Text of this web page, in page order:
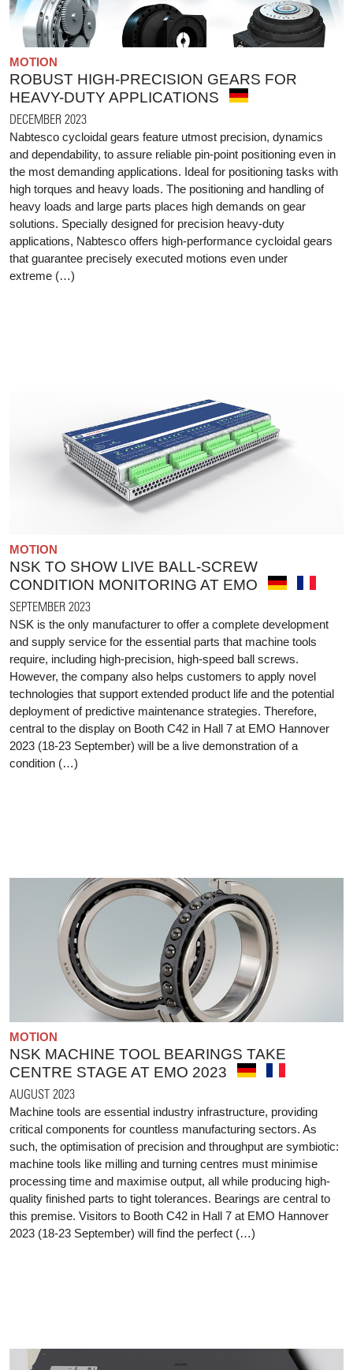
MOTION
ROBUST HIGH-PRECISION GEARS FOR
HEAVY-DUTY APPLICATIONS
DECEMBER 2023
Nabtesco cycloidal gears feature utmost precision, dynamics
and dependability, to assure reliable pin-point positioning even in
the most demanding applications. Ideal for positioning tasks with
high torques and heavy loads. The positioning and handling of
heavy loads and large parts places high demands on gear
solutions. Specially designed for precision heavy-duty
applications, Nabtesco offers high-performance cycloidal gears
that guarantee precisely executed motions even under
extreme (…)
MOTION
NSK TO SHOW LIVE BALL-SCREW
CONDITION MONITORING AT EMO
SEPTEMBER 2023
NSK is the only manufacturer to offer a complete development
and supply service for the essential parts that machine tools
require, including high-precision, high-speed ball screws.
However, the company also helps customers to apply novel
technologies that support extended product life and the potential
deployment of predictive maintenance strategies. Therefore,
central to the display on Booth C42 in Hall 7 at EMO Hannover
2023 (18-23 September) will be a live demonstration of a
condition (…)
MOTION
NSK MACHINE TOOL BEARINGS TAKE
CENTRE STAGE AT EMO 2023
AUGUST 2023
Machine tools are essential industry infrastructure, providing
critical components for countless manufacturing sectors. As
such, the optimisation of precision and throughput are symbiotic:
machine tools like milling and turning centres must minimise
processing time and maximise output, all while producing high-
quality finished parts to tight tolerances. Bearings are central to
this premise. Visitors to Booth C42 in Hall 7 at EMO Hannover
2023 (18-23 September) will find the perfect (…)